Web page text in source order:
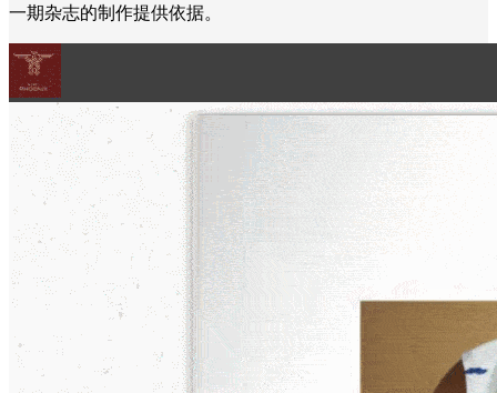
一期杂志的制作提供依据。